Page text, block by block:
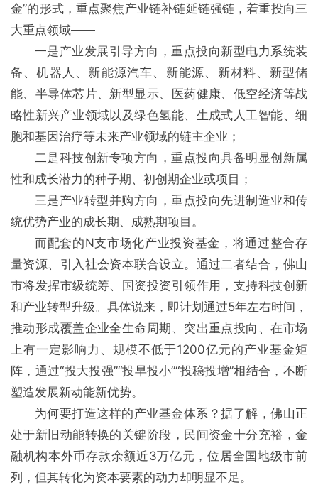
金”的形式，重点聚焦产业链补链延链强链，着重投向三
大重点领域——
一是产业发展引导方向，重点投向新型电力系统装
备、机器人、新能源汽车、新能源、新材料、新型储
能、半导体芯片、新型显示、医药健康、低空经济等战
略性新兴产业领域以及绿色氢能、生成式人工智能、细
胞和基因治疗等未来产业领域的链主企业；
二是科技创新专项方向，重点投向具备明显创新属
性和成长潜力的种子期、初创期企业或项目；
三是产业转型并购方向，重点投向先进制造业和传
统优势产业的成长期、成熟期项目。
而配套的N支市场化产业投资基金，将通过整合存
量资源、引入社会资本联合设立。通过二者结合，佛山
市将发挥市级统筹、国资投资引领作用，支持科技创新
和产业转型升级。具体说来，即计划通过5年左右时间，
推动形成覆盖企业全生命周期、突出重点投向、在市场
上有一定影响力、规模不低于1200亿元的产业基金矩
阵，通过“投大投强”“投早投小”“投稳投增”相结合，不断
塑造发展新动能新优势。
为何要打造这样的产业基金体系？据了解，佛山正
处于新旧动能转换的关键阶段，民间资金十分充裕，金
融机构本外币存款余额近3万亿元，位居全国地级市前
列，但其转化为资本要素的动力却明显不足。